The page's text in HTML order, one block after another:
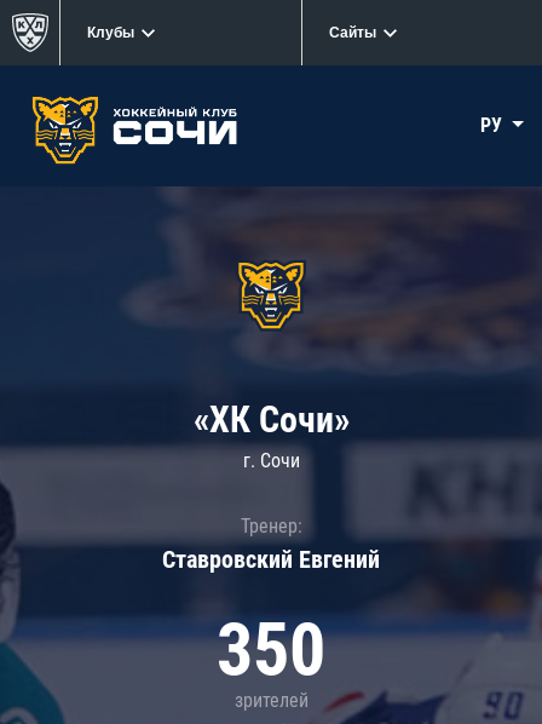
Клубы Сайты
РУ
«ХК Сочи»
г. Сочи
Тренер:
Ставровский Евгений
350
зрителей